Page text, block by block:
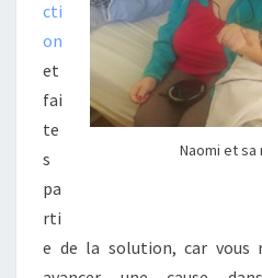
Naomi et sa
cti
on
et
fai
te
s
pa
rti
e de la solution, car vous